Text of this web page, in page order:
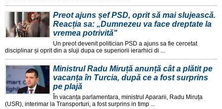
Preot ajuns șef PSD, oprit să mai slujească.
Reacția sa: „Dumnezeu va face dreptate la
vremea potrivită"
Un preot devenit politician PSD a ajuns sa fie cercetat
disciplinar și oprit din a sluji dupa ce superiorii ierarhici di ...
Ministrul Radu Miruță anunță cât a plătit pe
vacanța în Turcia, după ce a fost surprins
pe plajă
În vacanța parlamentara, ministrul Apararii, Radu Miruța
(USR), interimar la Transporturi, a fost surprins in timp ...